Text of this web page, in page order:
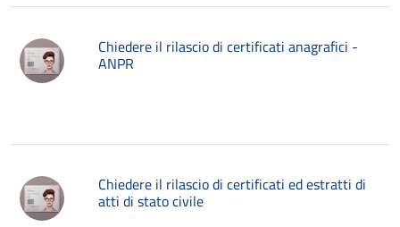
Chiedere il rilascio di certificati anagrafici -
ANPR
Chiedere il rilascio di certificati ed estratti di
atti di stato civile